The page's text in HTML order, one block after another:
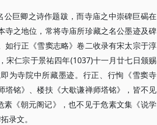
巨卿之诗作题跋，而寺庙之中崇碑巨碣在
之地位，常将寺庙所珍藏之名公墨迹及碑
行正《雪窦志略》卷二收录有宋太宗于淳
宋仁宗于景祐四年(1037)十一月廿七日颁赐
为寺院中所藏墨迹。行正、行恂《雪窦寺
铭》、楼扶《大歇谦禅师塔铭》，皆不见
《朝元阁记》，也不见于危素文集《说学
录文。